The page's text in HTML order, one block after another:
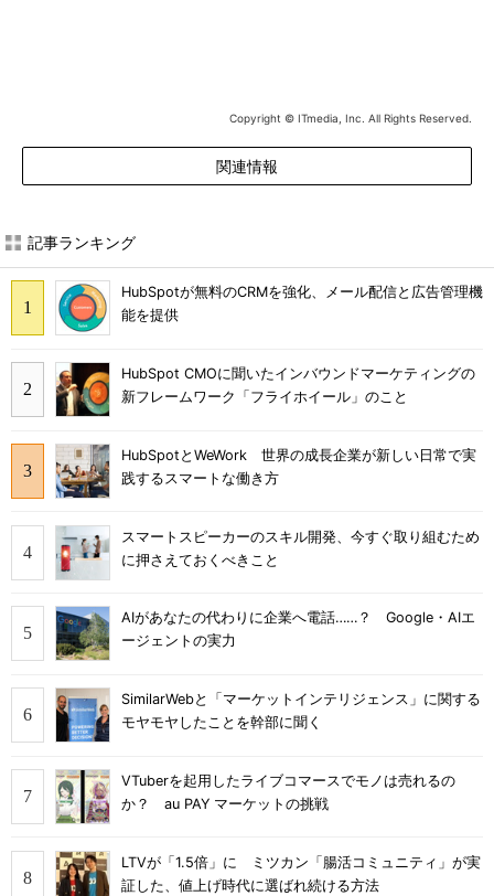
Copyright © ITmedia, Inc. All Rights Reserved.
関連情報
記事ランキング
HubSpotが無料のCRMを強化、メール配信と広告管理機
能を提供
HubSpot CMOに聞いたインバウンドマーケティングの
新フレームワーク「フライホイール」のこと
HubSpotとWeWork 世界の成長企業が新しい日常で実
践するスマートな働き方
スマートスピーカーのスキル開発、今すぐ取り組むため
に押さえておくべきこと
AIがあなたの代わりに企業へ電話……？ Google・AIエ
ージェントの実力
SimilarWebと「マーケットインテリジェンス」に関する
モヤモヤしたことを幹部に聞く
VTuberを起用したライブコマースでモノは売れるの
か？ au PAY マーケットの挑戦
LTVが「1.5倍」に ミツカン「腸活コミュニティ」が実
証した、値上げ時代に選ばれ続ける方法